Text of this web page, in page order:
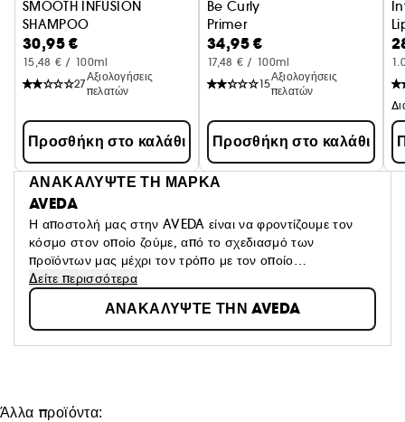
SMOOTH INFUSION
SHAMPOO
30,95 €
15,48 € / 100ml
27
Αξιολογήσεις
πελατών
Προσθήκη στο καλάθι
Be Curly
Primer
34,95 €
17,48 € / 100ml
15
Αξιολογήσεις
πελατών
Προσθήκη στο καλάθι
ΑΝΑΚΑΛΥΨΤΕ ΤΗ ΜΑΡΚΑ
AVEDA
Η αποστολή μας στην AVEDA είναι να φροντίζουμε τον
κόσμο στον οποίο ζούμε, από το σχεδιασμό των
προϊόντων μας μέχρι τον τρόπο με τον οποίο
συμβάλλουμε στην κοινωνία. Προσπαθούμε να είμαστε
παράδειγμα για τη διατήρηση του περιβάλλοντος, όχι μόνο
στον κόσμο της ομορφιάς, αλλά σε ολόκληρο τον κόσμο.
Δείτε περισσότερα
ΑΝΑΚΑΛΥΨΤΕ ΤΗΝ AVEDA
Άλλα προϊόντα: